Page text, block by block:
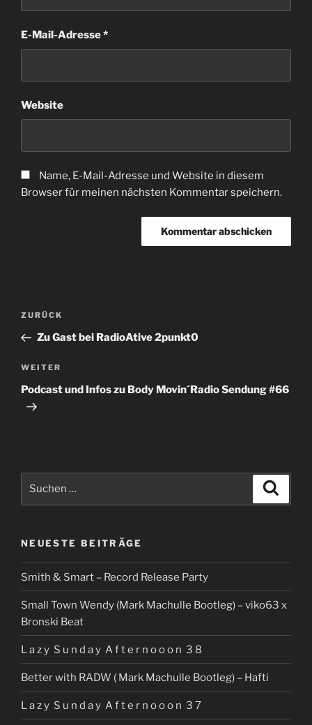
E-Mail-Adresse*
Website
Name, E-Mail-Adresse und Website in diesem
Browser für meinen nächsten Kommentar speichern.
Beitragsnavigation
Vorheriger
Beitrag
ZURÜCK
Zu Gast bei RadioAtive 2punkt0
Nächster
Beitrag
WEITER
Podcast und Infos zu Body Movin´Radio Sendung #66
NEUESTE BEITRÄGE
Smith & Smart – Record Release Party
Small Town Wendy (Mark Machulle Bootleg) – viko63 x
Bronski Beat
L a z y S u n d a y A f t e r n o o o n 3 8
Better with RADW ( Mark Machulle Bootleg) – Hafti
L a z y S u n d a y A f t e r n o o o n 3 7